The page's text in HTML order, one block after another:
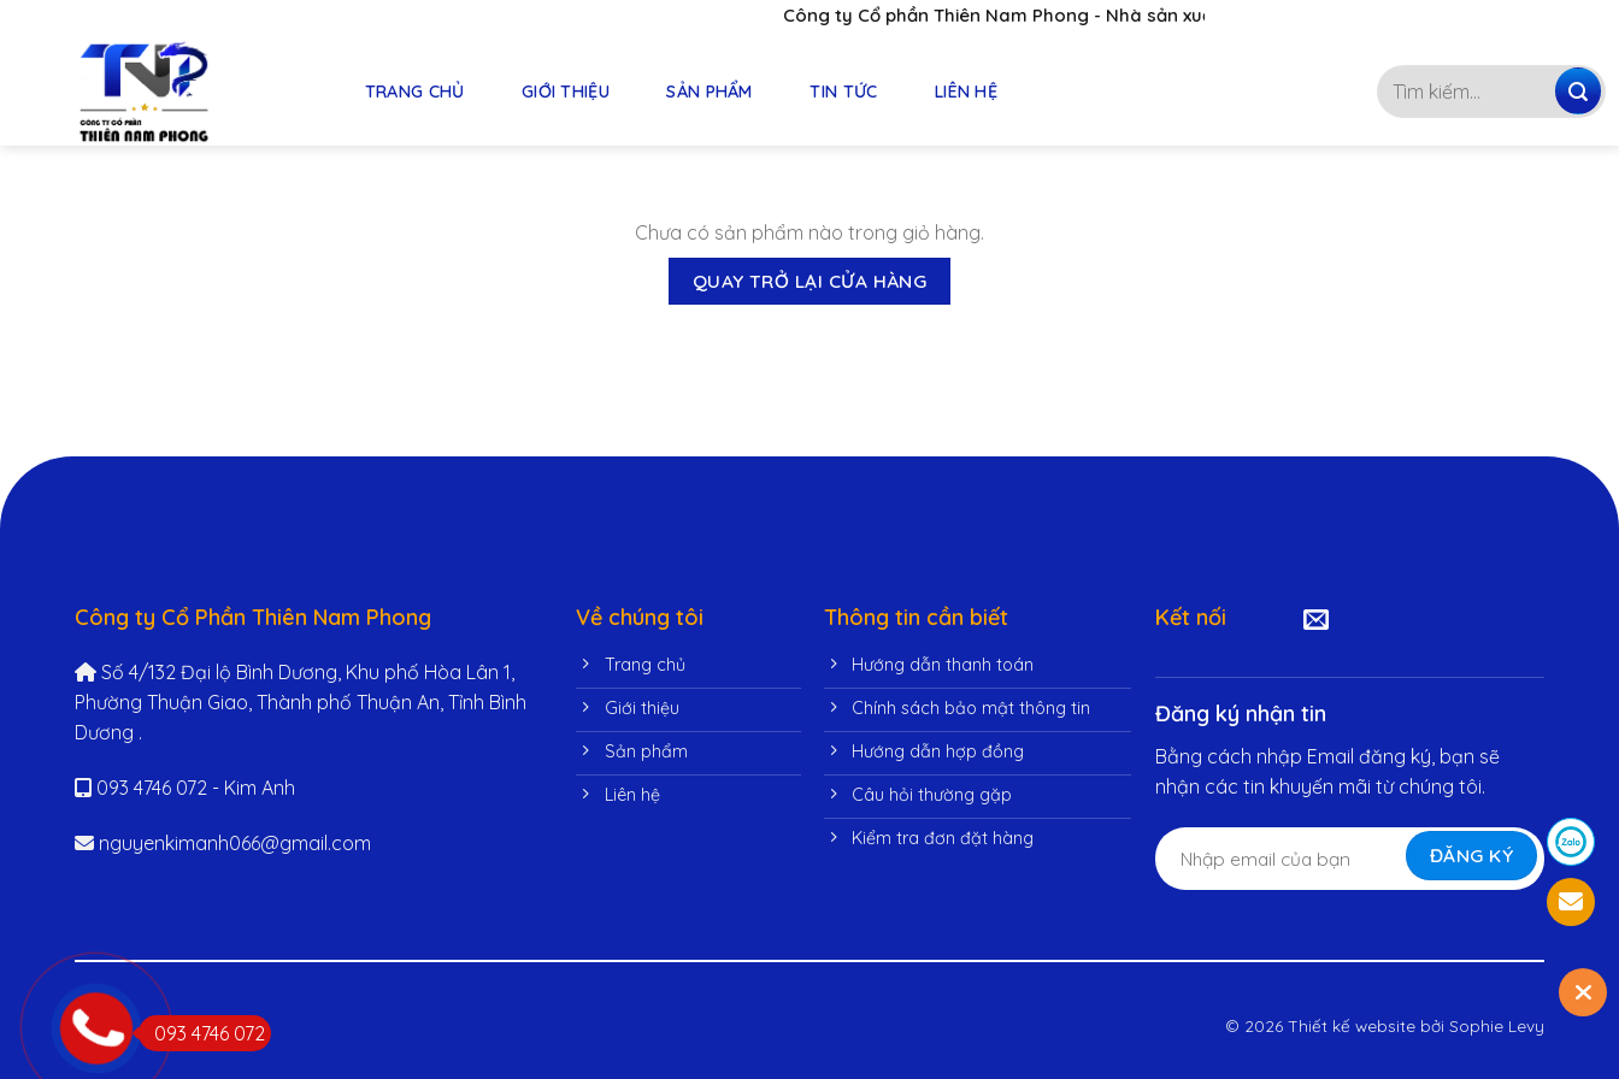
Công ty Cổ phần Thiên Nam Phong - Nhà sản xuất, phân phối hóa chất hàng đầu Việt Nam
TRANG CHỦ GIỚI THIỆU SẢN PHẨM TIN TỨC LIÊN HỆ
Tìm
kiếm:
Chưa có sản phẩm nào trong giỏ hàng.
QUAY TRỞ LẠI CỬA HÀNG
Công ty Cổ Phần Thiên Nam Phong
Số 4/132 Đại lộ Bình Dương, Khu phố Hòa Lân 1,
Phường Thuận Giao, Thành phố Thuận An, Tỉnh Bình
Dương .
093 4746 072 - Kim Anh
nguyenkimanh066@gmail.com
Về chúng tôi
Trang chủ
Giới thiệu
Sản phẩm
Liên hệ
Thông tin cần biết
Hướng dẫn thanh toán
Chính sách bảo mật thông tin
Hướng dẫn hợp đồng
Câu hỏi thường gặp
Kiểm tra đơn đặt hàng
Kết nối
Đăng ký nhận tin
Bằng cách nhập Email đăng ký, bạn sẽ
nhận các tin khuyến mãi từ chúng tôi.
© 2026 Thiết kế website bởi Sophie Levy
093 4746 072